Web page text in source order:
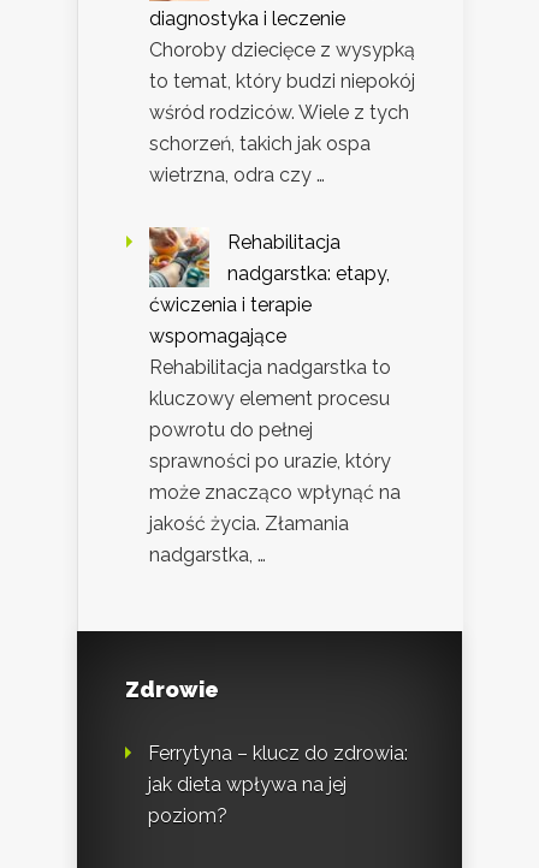
diagnostyka i leczenie
Choroby dziecięce z wysypką
to temat, który budzi niepokój
wśród rodziców. Wiele z tych
schorzeń, takich jak ospa
wietrzna, odra czy …
Rehabilitacja
nadgarstka: etapy,
ćwiczenia i terapie
wspomagające
Rehabilitacja nadgarstka to
kluczowy element procesu
powrotu do pełnej
sprawności po urazie, który
może znacząco wpłynąć na
jakość życia. Złamania
nadgarstka, …
Zdrowie
Ferrytyna – klucz do zdrowia:
jak dieta wpływa na jej
poziom?